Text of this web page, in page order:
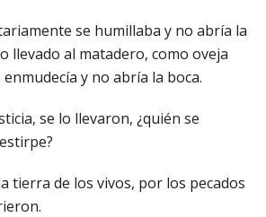
se humillaba y no abría la
llevado al matadero, como oveja
y no abría la boca.
se lo llevaron, ¿quién se
tierra de los vivos, por los pecados